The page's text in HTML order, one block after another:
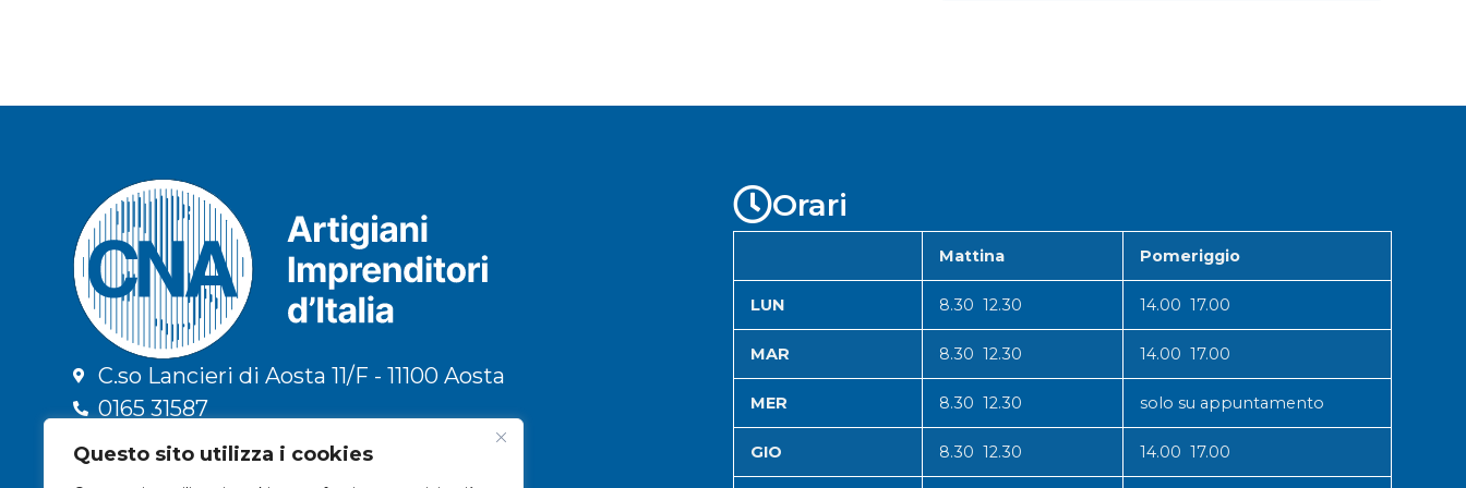
Questo sito utilizza i cookies
C.so Lancieri di Aosta 11/F - 11100 Aosta
0165 31587
info@cna.ao.it
Orari
Mattina Pomeriggio
LUN 8.30 12.30 14.00 17.00
MAR 8.30 12.30 14.00 17.00
MER 8.30 12.30 solo su appuntamento
GIO 8.30 12.30 14.00 17.00